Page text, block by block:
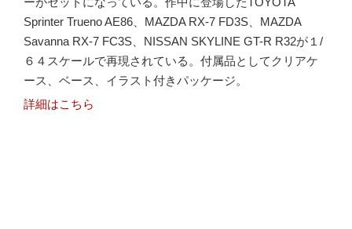
Sprinter Trueno AE86、MAZDA RX-7 FD3S、MAZDA
Savanna RX-7 FC3S、NISSAN SKYLINE GT-R R32が１/
６４スケールで再現されている。付属品としてクリアケ
ース、ベース、イラスト付きパッケージ。
詳細はこちら